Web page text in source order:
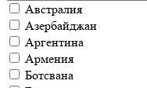
Австралия
Азербайджан
Аргентина
Армения
Ботсвана